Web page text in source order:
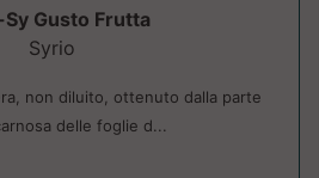
Gusto Frutta
Syrio
non diluito, ottenuto dalla parte
delle foglie d...